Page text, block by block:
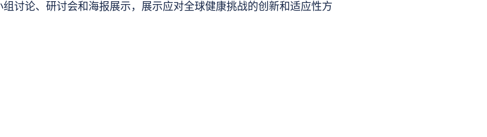
讨论、研讨会和海报展示，展示应对全球健康挑战的创新和适应性方